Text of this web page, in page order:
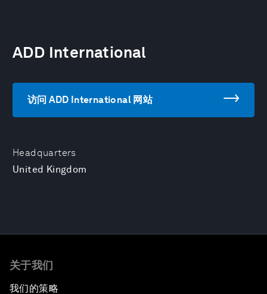
Headquarters
United Kingdom
ADD International
访问 ADD International 网站
关于我们
我们的策略